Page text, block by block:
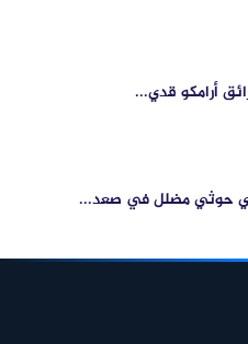
أرامكو قدي...
حوثي مضلل في صعد...